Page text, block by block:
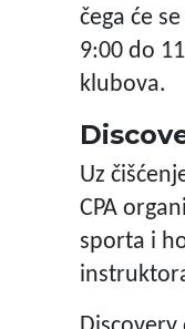
čega će
9:00 do
klubova.
Uz
CPA
sporta i